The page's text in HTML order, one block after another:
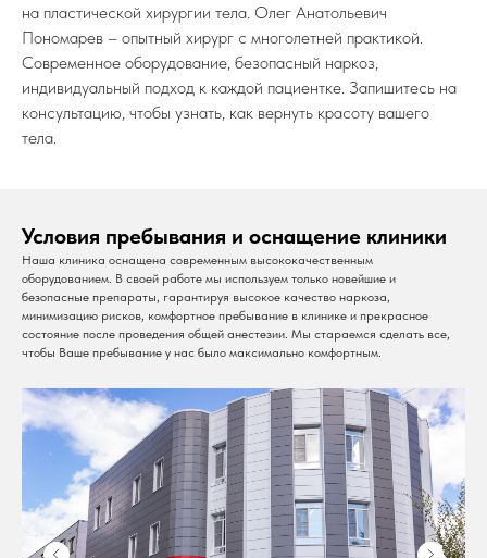
на пластической хирургии тела. Олег Анатольевич
Пономарев – опытный хирург с многолетней практикой.
Современное оборудование, безопасный наркоз,
индивидуальный подход к каждой пациентке. Запишитесь на
консультацию, чтобы узнать, как вернуть красоту вашего
тела.
Условия пребывания и оснащение клиники
Наша клиника оснащена современным высококачественным
оборудованием. В своей работе мы используем только новейшие и
безопасные препараты, гарантируя высокое качество наркоза,
минимизацию рисков, комфортное пребывание в клинике и прекрасное
состояние после проведения общей анестезии. Мы стараемся сделать все,
чтобы Ваше пребывание у нас было максимально комфортным.